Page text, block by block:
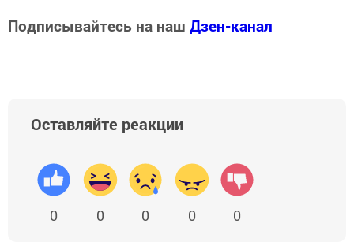
Подписывайтесь на наш Дзен-канал
Оставляйте реакции
0 0 0 0 0